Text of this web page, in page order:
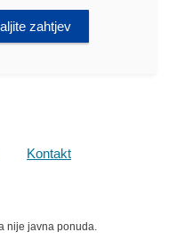
zahtjev
Kontakt
nije javna ponuda.